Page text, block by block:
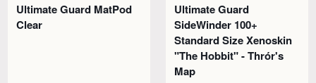
Ultimate Guard MatPod
Clear
Ultimate Guard
SideWinder 100+
Standard Size Xenoskin
"The Hobbit" - Thrór's
Map